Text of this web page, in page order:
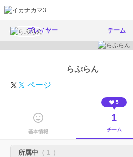
プレイヤー チーム
らぷらん
𝕏 ページ
基本情報
5
1
チーム
所属中 （ 1 ）